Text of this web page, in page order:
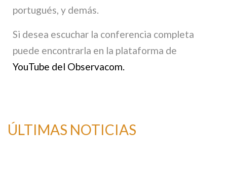
portugués, y demás.
Si desea escuchar la conferencia completa
puede encontrarla en la plataforma de
YouTube del Observacom.
ÚLTIMAS NOTICIAS